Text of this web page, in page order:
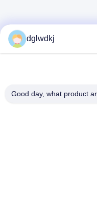
dglwdkj
Good day, what product